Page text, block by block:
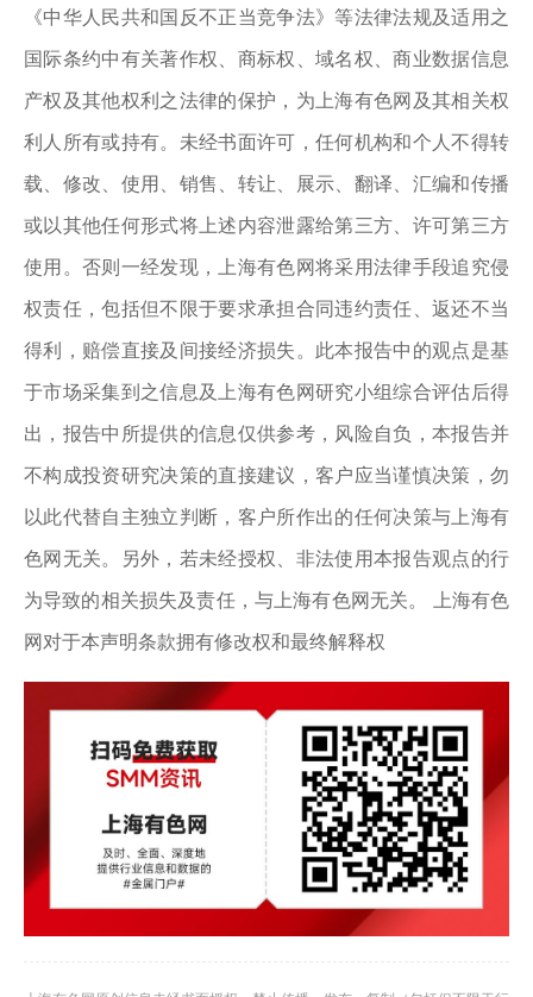
《中华人民共和国反不正当竞争法》等法律法规及适用之
国际条约中有关著作权、商标权、域名权、商业数据信息
产权及其他权利之法律的保护，为上海有色网及其相关权
利人所有或持有。未经书面许可，任何机构和个人不得转
载、修改、使用、销售、转让、展示、翻译、汇编和传播
或以其他任何形式将上述内容泄露给第三方、许可第三方
使用。否则一经发现，上海有色网将采用法律手段追究侵
权责任，包括但不限于要求承担合同违约责任、返还不当
得利，赔偿直接及间接经济损失。此本报告中的观点是基
于市场采集到之信息及上海有色网研究小组综合评估后得
出，报告中所提供的信息仅供参考，风险自负，本报告并
不构成投资研究决策的直接建议，客户应当谨慎决策，勿
以此代替自主独立判断，客户所作出的任何决策与上海有
色网无关。另外，若未经授权、非法使用本报告观点的行
为导致的相关损失及责任，与上海有色网无关。 上海有色
网对于本声明条款拥有修改权和最终解释权